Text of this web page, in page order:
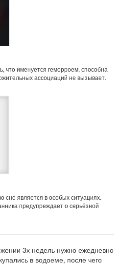
что именуется геморроем, способна
ассоциаций не вызывает.
сне является в особых ситуациях.
предупреждает о серьёзной
3х недель нужно ежедневно
в водоеме, после чего